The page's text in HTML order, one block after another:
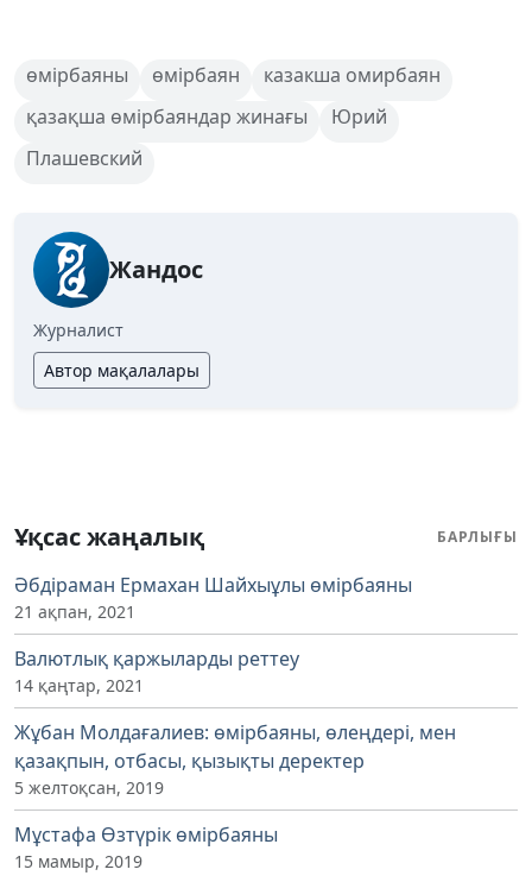
өмірбаяны өмірбаян
казакша омирбаян
қазақша өмірбаяндар жинағы
Юрий
Плашевский
Жандос
Журналист
Автор мақалалары
Ұқсас жаңалық БАРЛЫҒЫ
Әбдіраман Ермахан Шайхыұлы өмірбаяны
21 ақпан, 2021
Валютлық қаржыларды реттеу
14 қаңтар, 2021
Жұбан Молдағалиев: өмірбаяны, өлеңдері, мен
қазақпын, отбасы, қызықты деректер
5 желтоқсан, 2019
Мұстафа Өзтүрік өмірбаяны
15 мамыр, 2019